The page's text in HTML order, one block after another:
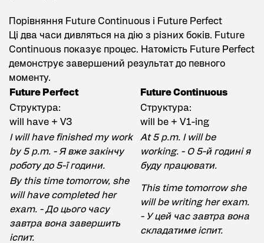
Порівняння Future Continuous і Future Perfect
Ці два часи дивляться на дію з різних боків. Future
Continuous показує процес. Натомість Future Perfect
демонструє завершений результат до певного
моменту.
Future Perfect
Future Continuous
Структура:
will have + V3
Структура:
will be + V1-ing
I will have finished my work
by 5 p.m. - Я вже закінчу
роботу до 5-ї години.
At 5 p.m. I will be
working. - О 5-й годині я
буду працювати.
By this time tomorrow, she
will have completed her
exam. - До цього часу
завтра вона завершить
іспит.
This time tomorrow she
will be writing her exam.
- У цей час завтра вона
складатиме іспит.